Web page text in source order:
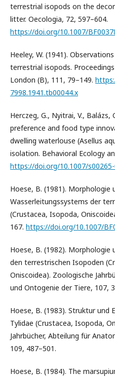
terrestrial isopods on the
litter. Oecologia, 72, 597–604.
https://doi.org/10.1007/
Heeley, W. (1941).
terrestrial isopods.
London (B), 111, 79–149.
7998.1941.tb00044.x
Herczeg, G., Nyitrai, V.,
preference and food type
dwelling waterlouse (Asellus
isolation. Behavioral Ecology
https://doi.org/10.1007/
Hoese, B. (1981). Morphologie
Wasserleitungssystems der
(Crustacea, Isopoda,
167. https://doi.org/10.1007/
Hoese, B. (1982). Morphologie
den terrestrischen Isopoden
Oniscoidea). Zoologische
und Ontogenie der Tiere, 107,
Hoese, B. (1983). Struktur und
Tylidae (Crustacea, Isopoda,
Jahrbücher, Abteilung für
109, 487–501.
Hoese, B. (1984). The